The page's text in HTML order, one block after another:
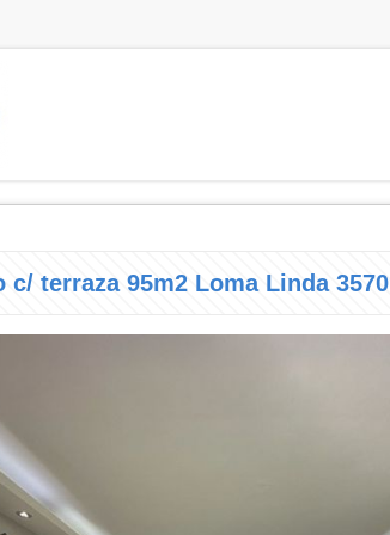
c/ terraza 95m2 Loma Linda 3570